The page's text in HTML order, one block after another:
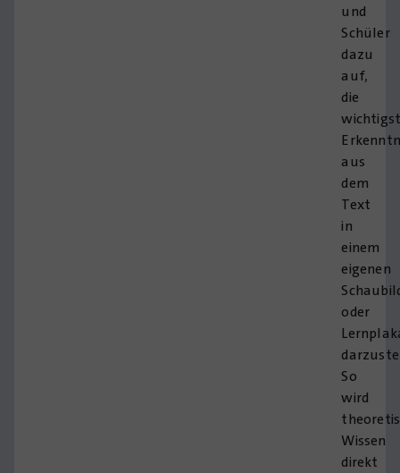
und
Schüler
dazu
auf,
die
aus
dem
Text
in
einem
eigenen
oder
So
wird
Wissen
direkt